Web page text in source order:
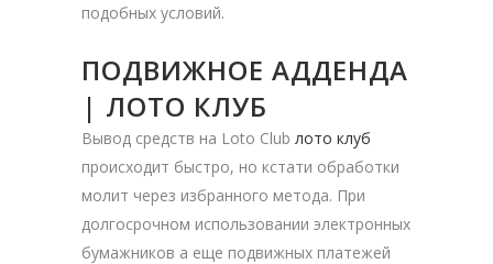
подобных условий.
ПОДВИЖНОЕ АДДЕНДА
| ЛОТО КЛУБ
Вывод средств на Loto Club лото клуб
происходит быстро, но кстати обработки
молит через избранного метода. При
долгосрочном использовании электронных
бумажников а еще подвижных платежей